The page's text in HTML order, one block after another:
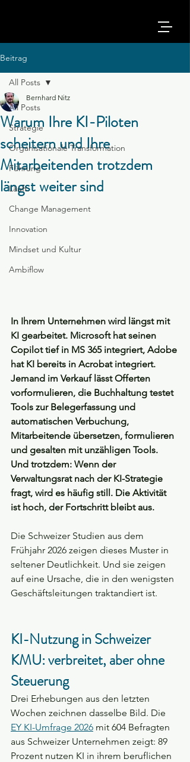
Beitrag
All Posts
Strategie
Organisationale Transformation
Führung
Läuft.
Change Management
Innovation
Mindset und Kultur
Ambiflow
All Posts
Warum Ihre KI-Piloten
scheitern und Ihre
Mitarbeitenden trotzdem
längst weiter sind
Bernhard Nitz
In Ihrem Unternehmen wird längst mit
KI gearbeitet. Microsoft hat seinen
Copilot tief in MS 365 integriert, Adobe
hat KI bereits in Acrobat integriert.
Jemand im Verkauf lässt Offerten
vorformulieren, die Buchhaltung testet
Tools zur Belegerfassung und
automatischen Verbuchung,
Mitarbeitende übersetzen, formulieren
und gesalten mit unzähligen Tools.
Und trotzdem: Wenn der
Verwaltungsrat nach der KI-Strategie
fragt, wird es häufig still. Die Aktivität
ist hoch, der Fortschritt bleibt aus.
Die Schweizer Studien aus dem
Frühjahr 2026 zeigen dieses Muster in
seltener Deutlichkeit. Und sie zeigen
auf eine Ursache, die in den wenigsten
Geschäftsleitungen traktandiert ist.
KI-Nutzung in Schweizer
KMU: verbreitet, aber ohne
Steuerung
Drei Erhebungen aus den letzten
Wochen zeichnen dasselbe Bild. Die
EY KI-Umfrage 2026 mit 604 Befragten
aus Schweizer Unternehmen zeigt: 89
Prozent nutzen KI in ihrem beruflichen